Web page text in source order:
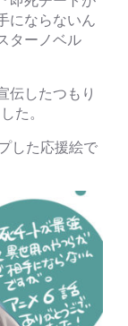
にならないん
ターノベル
伝したつもり
た。
した応援絵で